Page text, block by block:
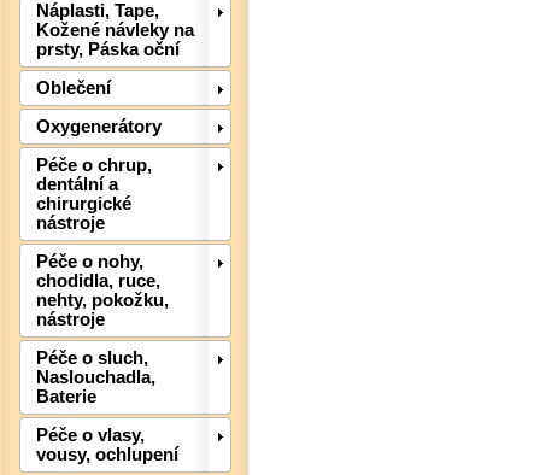
Náplasti, Tape,
Kožené návleky na
prsty, Páska oční
Oblečení
Oxygenerátory
Péče o chrup,
dentální a
chirurgické
nástroje
Péče o nohy,
chodidla, ruce,
nehty, pokožku,
nástroje
Péče o sluch,
Naslouchadla,
Baterie
Péče o vlasy,
vousy, ochlupení